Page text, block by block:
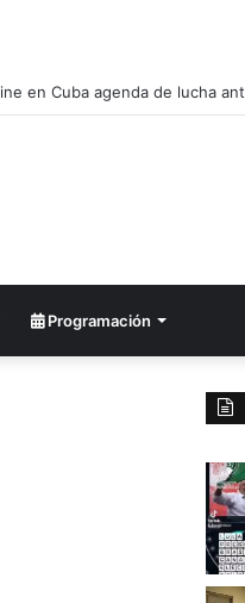
Programación